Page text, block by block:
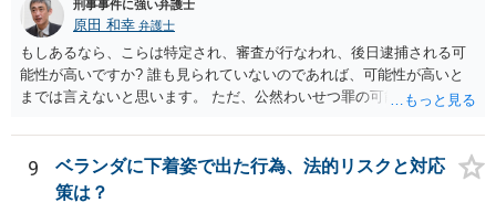
刑事事件に強い弁護士
原田 和幸 弁護士
もしあるなら、こらは特定され、審査が行なわれ、後日逮捕される可
能性が高いですか? 誰も見られていないのであれば、可能性が高いと
までは言えないと思います。 ただ、公然わいせつ罪の可能性がありま
9
ベランダに下着姿で出た行為、法的リスクと対応
策は？